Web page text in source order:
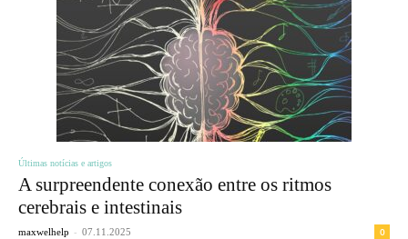
Últimas notícias e artigos
A surpreendente conexão entre os ritmos
cerebrais e intestinais
maxwelhelp - 07.11.2025 0